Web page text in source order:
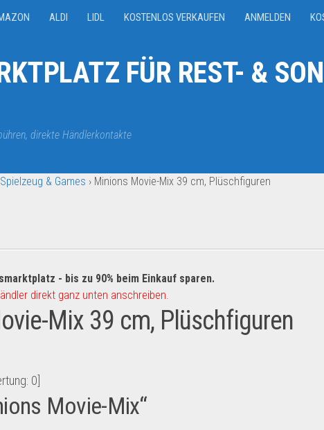
ALDI LIDL KOSTENLOS VERKAUFEN ANMELDEN
FÜR REST- &
direkte Händlerkontakte
Spielzeug & Games › Minions Movie-Mix 39 cm, Plüschfiguren
- bis zu 90% beim Einkauf sparen.
direkt ganz unten anschreiben.
Mix 39 cm, Plüschfiguren
0
Movie-Mix“